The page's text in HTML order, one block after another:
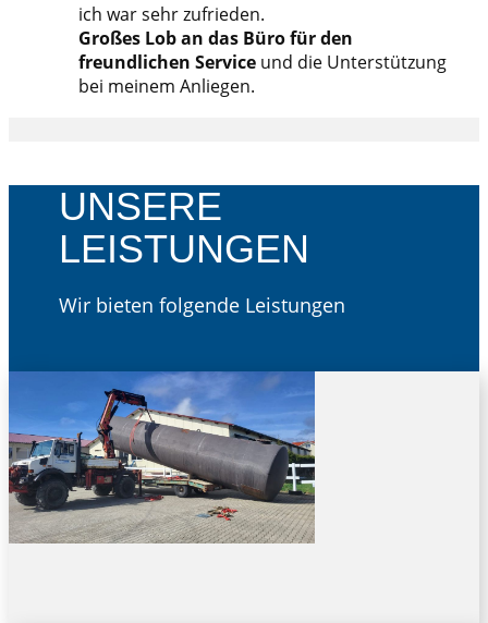
ich war sehr zufrieden.
Großes Lob an das Büro für den
freundlichen Service und die Unterstützung
bei meinem Anliegen.
UNSERE
LEISTUNGEN
Wir bieten folgende Leistungen